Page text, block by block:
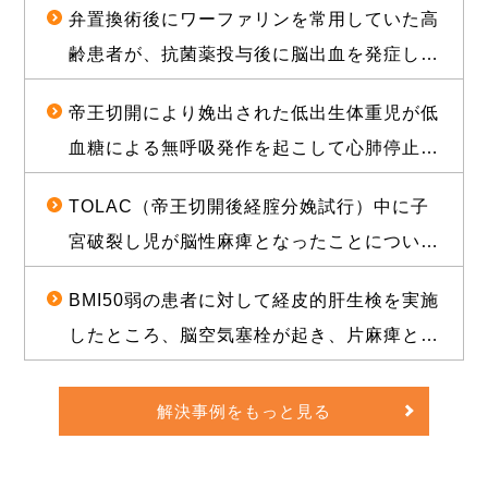
ど）。
士。
その他、法律事務に関連する個人及び団体。
法律事務に関連して、その他の第三者へ個人情報を提
供する必要が生じた場合は、その都度、書面による同
意を求めます。
個人情報の取扱いの委託
当法人が定める水準を満たしている委託先に個人情報
の取扱いを委託することがあります。委託先とは機密
られるよう、委託先に対する必要、かつ、適切な監督
を行います。
個人情報の利用目的の通知、開示、内容の訂正、追加
について、1億2000万円（産科医療補償制度
補償金既払金を含む）で訴訟上の和解が成立
した事例
弁置換術後にワーファリンを常用していた高
齢患者が、抗菌薬投与後に脳出血を発症し常
成立し、役務提供分を含め約1億2000万円相
当の経済的利益を確保した事例
帝王切開により娩出された低出生体重児が低
血糖による無呼吸発作を起こして心肺停止に
3500万円の和解が成立した事例
TOLAC（帝王切開後経腟分娩試行）中に子
宮破裂し児が脳性麻痺となったことについ
ら、賠償金と給付金を合わせて約1億5000万
円相当の経済的利益を確保した事例
BMI50弱の患者に対して経皮的肝生検を実施
したところ、脳空気塞栓が起き、片麻痺とな
損害金や訴訟費用を合わせて約1億5000万円
の経済的利益を確保した事例
解決事例をもっと見る